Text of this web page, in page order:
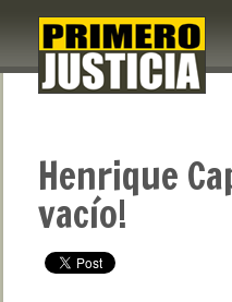
Henrique
vacío!